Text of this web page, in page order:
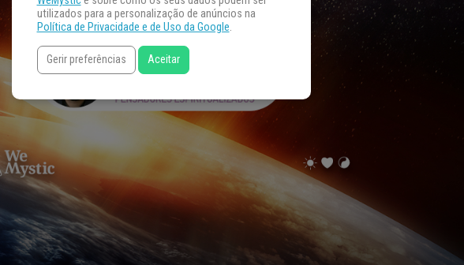
utilizados para a personalização de anúncios na
Política de Privacidade e de Uso da Google.
Gerir preferências Aceitar